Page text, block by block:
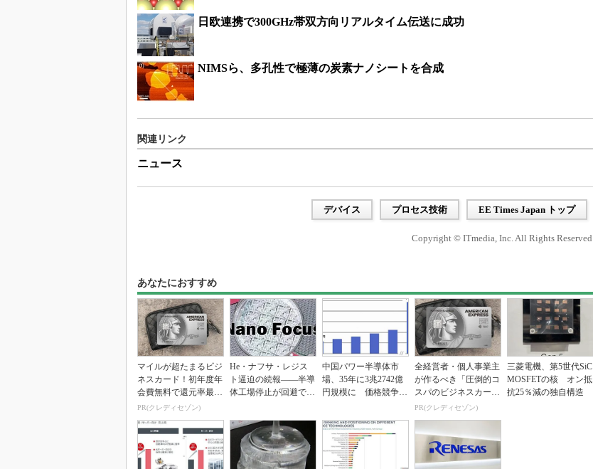
日欧連携で300GHz帯双方向リアルタイム伝送に成功
NIMSら、多孔性で極薄の炭素ナノシートを合成
関連リンク
ニュース
デバイス プロセス技術 EE Times Japan トップ
Copyright © ITmedia, Inc. All Rights Reserved.
あなたにおすすめ
マイルが超たまるビジ
ネスカード！初年度年
会費無料で還元率最大
1.125%
PR(クレディセゾン)
He・ナフサ・レジス
ト逼迫の続報――半導
体工場停止が回避でき
中国パワー半導体市
場、35年に3兆2742億
円規模に 価格競争さ
全経営者・個人事業主
が作るべき「圧倒的コ
スパのビジネスカー
ド」
PR(クレディセゾン)
三菱電機、第5世代SiC
MOSFETの核 オン抵
抗25％減の独自構造